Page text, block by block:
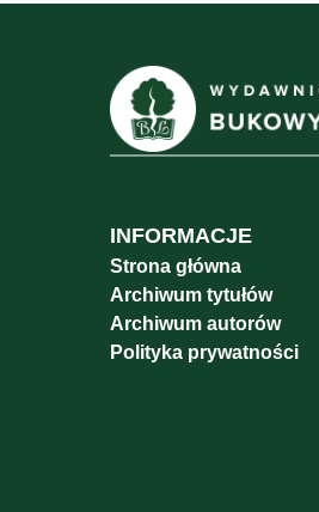
INFORMACJE
Strona główna
Archiwum tytułów
Archiwum autorów
Polityka prywatności